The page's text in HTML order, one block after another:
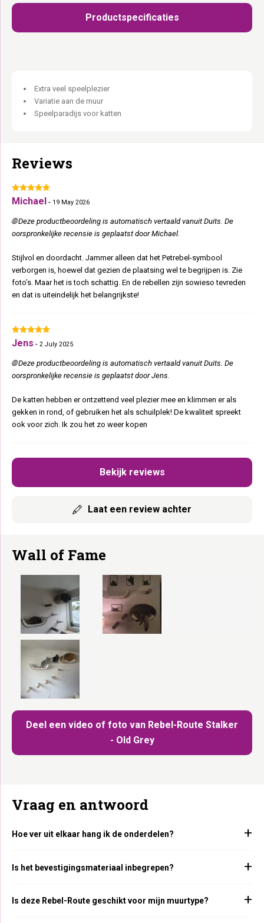
klimvermogen van jouw kat.
Old Grey eucalyptus hout:Handgemaakt – elk stuk heeft zijn
Uitwasbare kussens en hangmatten:
Op meerdere manieren te monteren:
kleinere katten, verder uit elkaar voor grote avonturiers.
Productspecificaties
Extra veel speelplezier
Variatie aan de muur
Speelparadijs voor katten
Reviews
Bekijk reviews
Laat een review achter
Michael - 19 May 2026
🌐 Deze productbeoordeling is automatisch vertaald vanuit Duits. De
oorspronkelijke recensie is geplaatst door Michael.
Stijlvol en doordacht. Jammer alleen dat het Petrebel-symbool
verborgen is, hoewel dat gezien de plaatsing wel te begrijpen is. Zie
foto’s. Maar het is toch schattig. En de rebellen zijn sowieso tevreden
en dat is uiteindelijk het belangrijkste!
Jens - 2 July 2025
🌐 Deze productbeoordeling is automatisch vertaald vanuit Duits. De
oorspronkelijke recensie is geplaatst door Jens.
De katten hebben er ontzettend veel plezier mee en klimmen er als
gekken in rond, of gebruiken het als schuilplek! De kwaliteit spreekt
ook voor zich. Ik zou het zo weer kopen
Wall of Fame
Deel een video of foto van Rebel-Route Stalker
- Old Grey
Vraag en antwoord
Hoe ver uit elkaar hang ik de onderdelen?
Is het bevestigingsmateriaal inbegrepen?
Is deze Rebel-Route geschikt voor mijn muurtype?